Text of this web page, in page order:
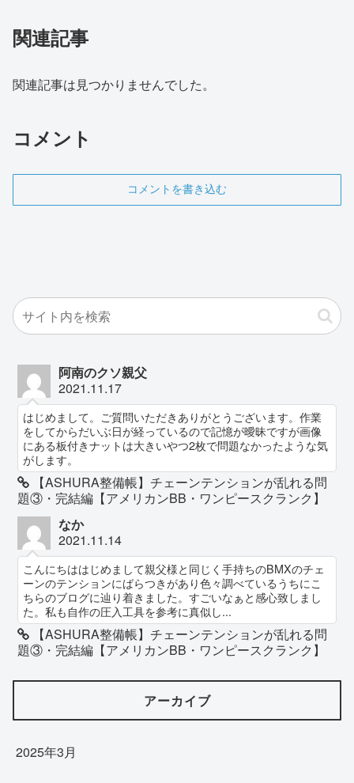
関連記事
関連記事は見つかりませんでした。
コメント
コメントを書き込む
阿南のクソ親父
2021.11.17
はじめまして。ご質問いただきありがとうございます。作業
をしてからだいぶ日が経っているので記憶が曖昧ですが画像
にある板付きナットは大きいやつ2枚で問題なかったような気
がします。
【ASHURA整備帳】チェーンテンションが乱れる問
題③・完結編【アメリカンBB・ワンピースクランク】
なか
2021.11.14
こんにちははじめまして親父様と同じく手持ちのBMXのチェ
ーンのテンションにばらつきがあり色々調べているうちにこ
ちらのブログに辿り着きました。すごいなぁと感心致しまし
た。私も自作の圧入工具を参考に真似し...
【ASHURA整備帳】チェーンテンションが乱れる問
題③・完結編【アメリカンBB・ワンピースクランク】
アーカイブ
2025年3月